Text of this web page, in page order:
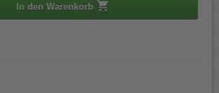
In den Warenkorb